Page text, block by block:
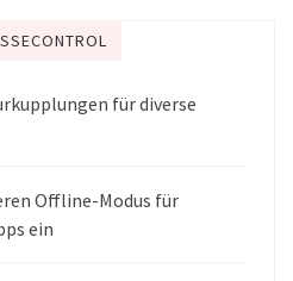
für diverse
Offline-Modus für
ein